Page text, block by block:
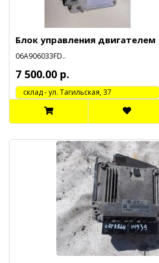
Блок управления двигателем
06A906033FD..
7 500.00 р.
cклад - ул. Тагильская, 37